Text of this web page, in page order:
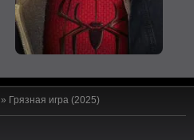
» Грязная игра (2025)